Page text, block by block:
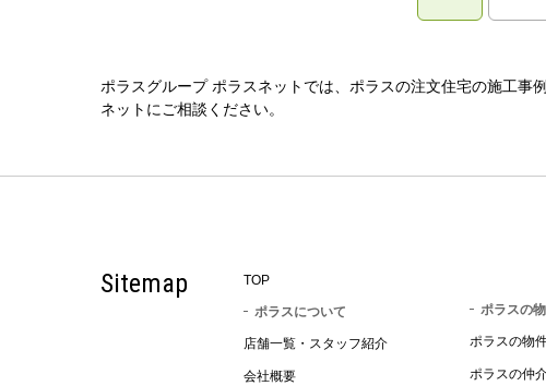
ポラスグループ ポラスネットでは、ポラスの注文住宅の施工
ネットにご相談ください。
Sitemap TOP
ポラスについて
店舗一覧・スタッフ紹介
会社概要
ポラスの
ポラスの物
ポラスの仲